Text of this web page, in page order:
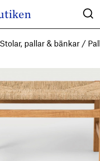
Stolar, pallar & bänkar / Pall